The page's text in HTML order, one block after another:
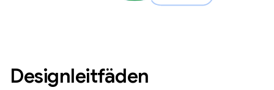
Designleitfäden